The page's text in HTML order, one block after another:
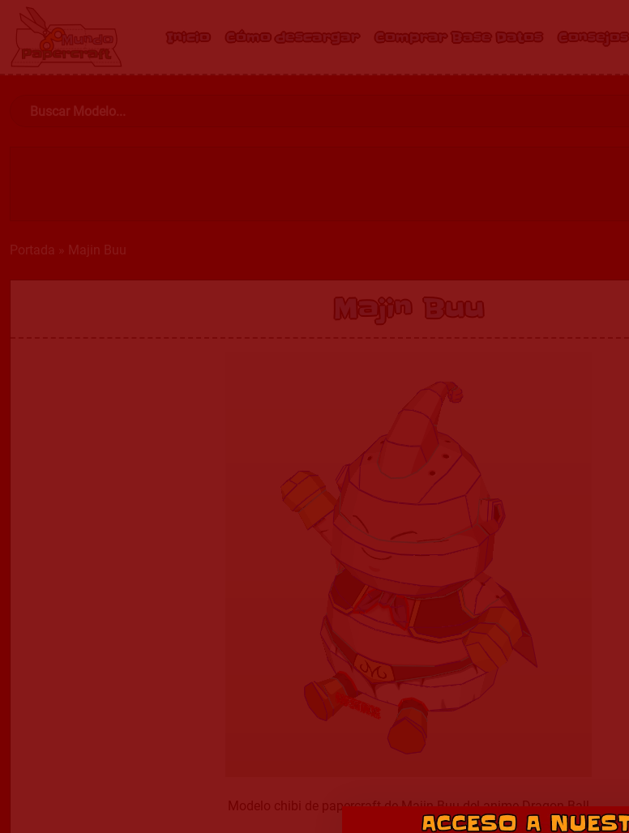
Inicio Cómo descargar Comprar Base Datos Consejos
Portada Majin Buu
Majin Buu
Modelo chibi de papercraft de Majin Buu del anime Dragon Ball